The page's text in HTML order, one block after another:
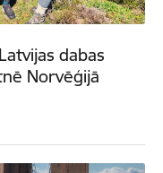
dabas
Norvēģijā